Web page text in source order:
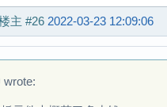
主 #26 2022-03-23 12:09:06
wrote: